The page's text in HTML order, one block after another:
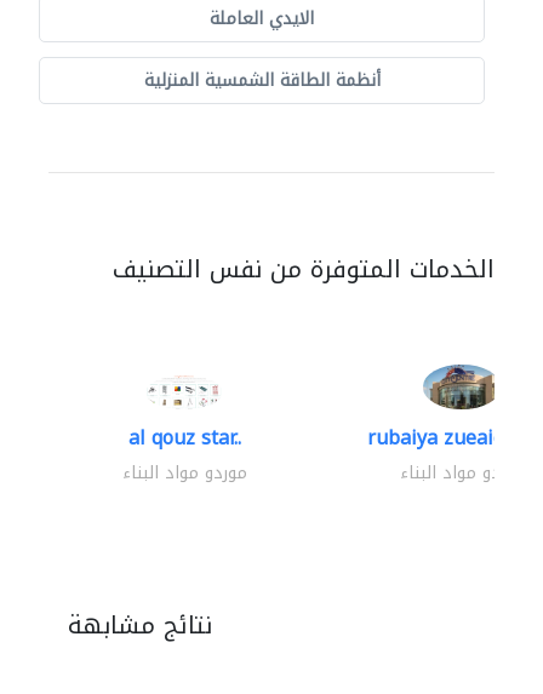
الايدي العاملة
أنظمة الطاقة الشمسية المنزلية
الخدمات المتوفرة من نفس التصنيف
al qouz star..
موردو مواد البناء
rubaiya zueaid
موردو مواد البناء
نتائج مشابهة